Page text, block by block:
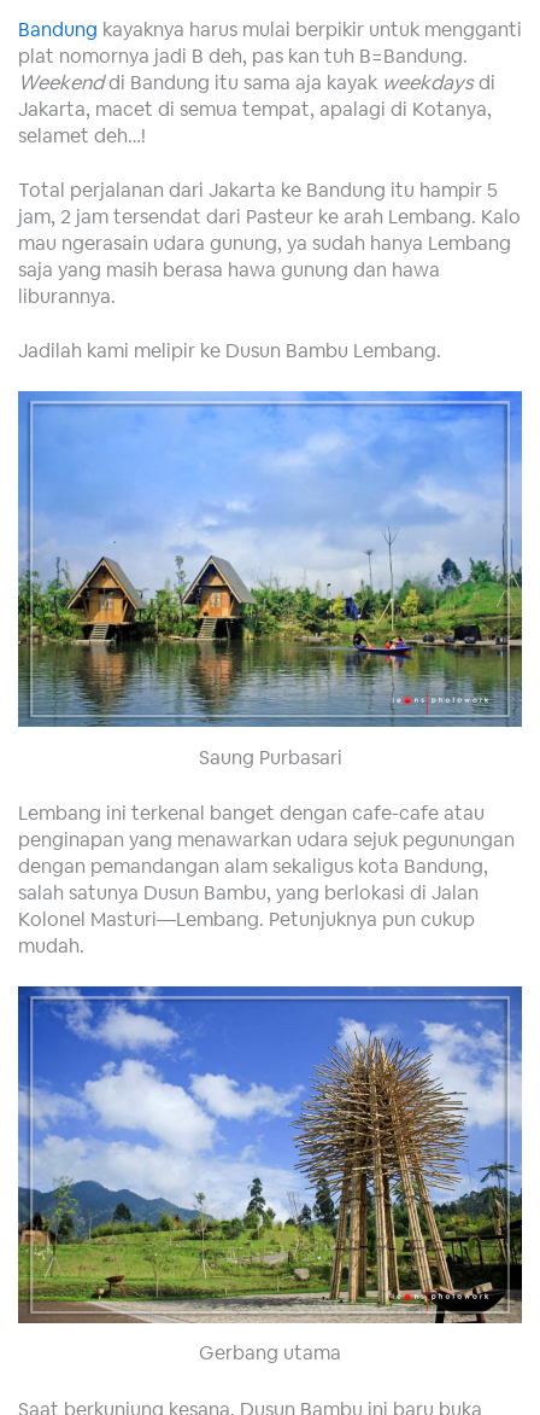
Bandung kayaknya harus mulai berpikir untuk mengganti
plat nomornya jadi B deh, pas kan tuh B=Bandung.
Weekenddi Bandung itu sama aja kayak weekdaysdi
Jakarta, macet di semua tempat, apalagi di Kotanya,
selamet deh…!
Total perjalanan dari Jakarta ke Bandung itu hampir 5
jam, 2 jam tersendat dari Pasteur ke arah Lembang. Kalo
mau ngerasain udara gunung, ya sudah hanya Lembang
saja yang masih berasa hawa gunung dan hawa
liburannya.
Jadilah kami melipir ke Dusun Bambu Lembang.
Saung Purbasari
Lembang ini terkenal banget dengan cafe-cafe atau
penginapan yang menawarkan udara sejuk pegunungan
dengan pemandangan alam sekaligus kota Bandung,
salah satunya Dusun Bambu, yang berlokasi di Jalan
Kolonel Masturi—Lembang. Petunjuknya pun cukup
mudah.
Gerbang utama
Saat berkunjung kesana, Dusun Bambu ini baru buka